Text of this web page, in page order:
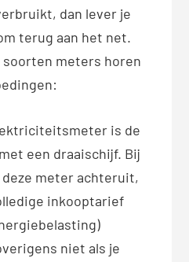
dan lever je
terug aan het net.
meters horen
is de
een draaischijf. Bij
meter achteruit,
inkooptarief
niet als je